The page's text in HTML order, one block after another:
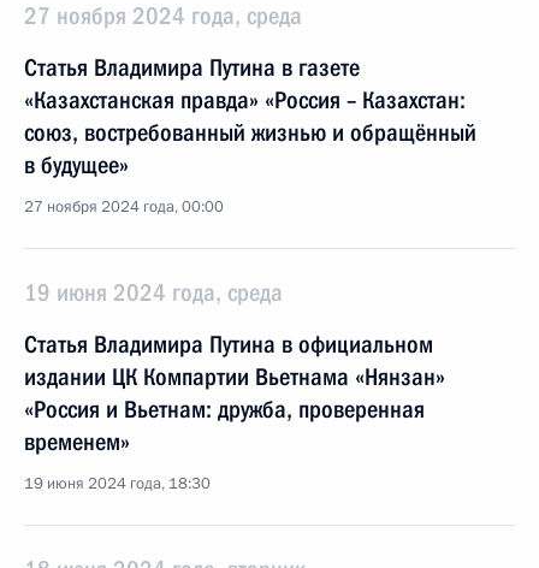
27 ноября 2024 года, среда
Статья Владимира Путина в газете
«Казахстанская правда» «Россия – Казахстан:
союз, востребованный жизнью и обращённый
в будущее»
27 ноября 2024 года, 00:00
19 июня 2024 года, среда
Статья Владимира Путина в официальном
издании ЦК Компартии Вьетнама «Нянзан»
«Россия и Вьетнам: дружба, проверенная
временем»
19 июня 2024 года, 18:30